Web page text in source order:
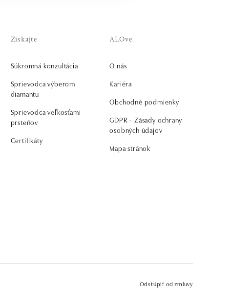
Získajte
Súkromná konzultácia
Sprievodca výberom
diamantu
Sprievodca veľkosťami
prsteňov
Certifikáty
ALOve
O nás
Kariéra
Obchodné podmienky
GDPR - Zásady ochrany
osobných údajov
Mapa stránok
Odstúpiť od zmluvy